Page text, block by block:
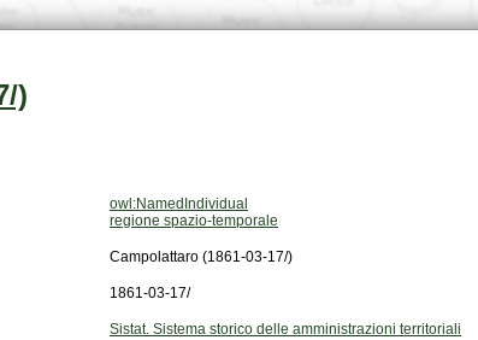
)
owl:NamedIndividual
regione spazio-temporale
Campolattaro (1861-03-17/)
1861-03-17/
Sistat. Sistema storico delle amministrazioni territoriali